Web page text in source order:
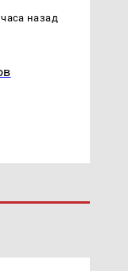
Химках на
назад